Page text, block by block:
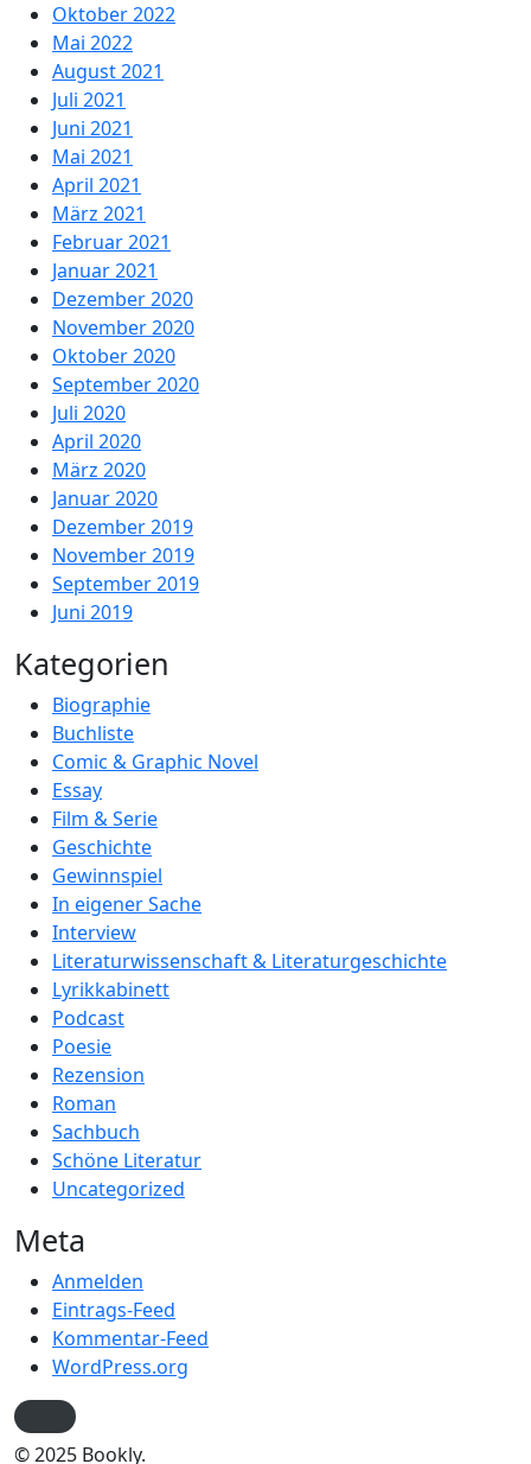
Oktober 2022
Mai 2022
August 2021
Juli 2021
Juni 2021
Mai 2021
April 2021
März 2021
Februar 2021
Januar 2021
Dezember 2020
November 2020
Oktober 2020
September 2020
Juli 2020
April 2020
März 2020
Januar 2020
Dezember 2019
November 2019
September 2019
Juni 2019
Kategorien
Biographie
Buchliste
Comic & Graphic Novel
Essay
Film & Serie
Geschichte
Gewinnspiel
In eigener Sache
Interview
Literaturwissenschaft & Literaturgeschichte
Lyrikkabinett
Podcast
Poesie
Rezension
Roman
Sachbuch
Schöne Literatur
Uncategorized
Meta
Anmelden
Eintrags-Feed
Kommentar-Feed
WordPress.org
© 2025 Bookly.